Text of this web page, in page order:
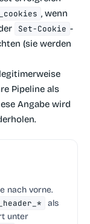
, wenn
Set-Cookie -
(sie werden
Pipeline als
Angabe wird
nach vorne.
als
unter